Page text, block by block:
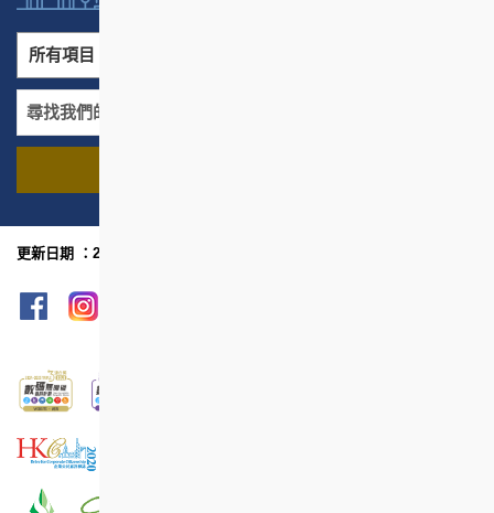
所有項目
網頁指南
更新日期 ：2026年8月